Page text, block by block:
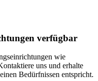
verfügbar
wie
uns und erhalte
Bedürfnissen entspricht.